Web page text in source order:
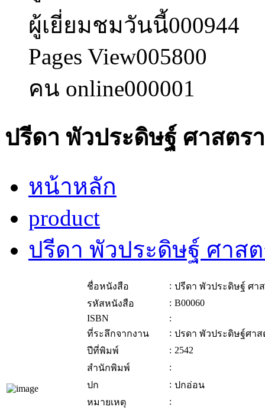
ผู้เยี่ยมชมวันนี้000944
Pages View005800
คน online000001
ปรีดา พัวประดิษฐ์ ศาสตร
หน้าหลัก
product
ปรีดา พัวประดิษฐ์ ศาส
ชื่อหนังสือ : ปรีดา พัวประดิษฐ์ ศา
รหัสหนังสือ
: B00060
ISBN
:
ที่ระลึกจากงาน
: ปรดา พัวประดิษฐ์ศา
ปีที่พิมพ์
: 2542
สำนักพิมพ์
:
ปก
: ปกอ่อน
หมายเหตุ
: